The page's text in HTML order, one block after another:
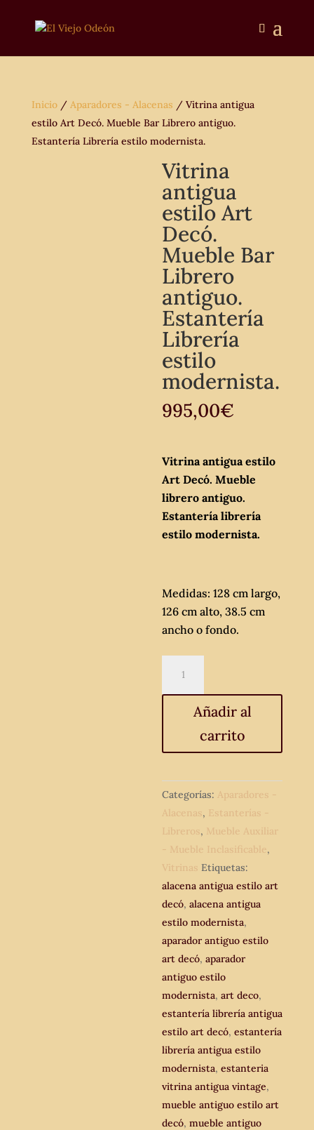
Inicio/ Aparadores - Alacenas / Vitrina antigua
estilo Art Decó. Mueble Bar Librero antiguo.
Estantería Librería estilo modernista.
Vitrina
antigua
estilo Art
Decó.
Mueble Bar
Librero
antiguo.
Estantería
Librería
estilo
modernista.
995,00€
Vitrina antigua estilo
Art Decó. Mueble
librero antiguo.
Estantería librería
estilo modernista.
Medidas: 128 cm largo,
126 cm alto, 38.5 cm
ancho o fondo.
antigua
estilo
Mueble
Librero
antiguo.
Estantería
Librería
estilo
modernista.
cantidad
Añadir al
carrito
Categorías: Aparadores -
Alacenas, Estanterías -
Libreros, Mueble Auxiliar
- Mueble Inclasificable,
Vitrinas Etiquetas:
alacena antigua estilo art
decó,alacena antigua
estilo modernista,
aparador antiguo estilo
art decó,aparador
antiguo estilo
modernista,art deco,
estantería librería antigua
estilo art decó,estantería
librería antigua estilo
modernista,estanteria
vitrina antigua vintage,
mueble antiguo estilo art
decó,mueble antiguo